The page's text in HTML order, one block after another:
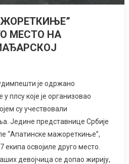
МЕСТО НА
је одржано
плсу које је организовао
су учествовали
Једине представнице Србије
“Апатинске мажореткиње”,
екипа освојиле друго место.
девојчица се допао жирију,